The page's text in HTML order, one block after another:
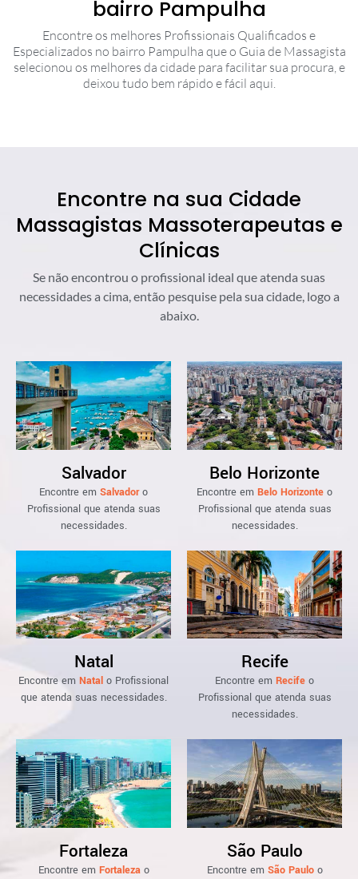
bairro Pampulha
Encontre os melhores Profissionais Qualificados e
Especializados no bairro Pampulha que o Guia de Massagista
selecionou os melhores da cidade para facilitar sua procura, e
deixou tudo bem rápido e fácil aqui.
Encontre na sua Cidade
Massagistas Massoterapeutas e
Clínicas
Se não encontrou o profissional ideal que atenda suas
necessidades a cima, então pesquise pela sua cidade, logo a
abaixo.
Salvador
Encontre em Salvadoro
Profissional que atenda suas
necessidades.
Belo Horizonte
Encontre em Belo Horizonte o
Profissional que atenda suas
necessidades.
Natal
Encontre em Natal o Profissional
que atenda suas necessidades.
Recife
Encontre em Recife o
Profissional que atenda suas
necessidades.
Fortaleza
Encontre em Fortalezao
São Paulo
Encontre em São Pauloo